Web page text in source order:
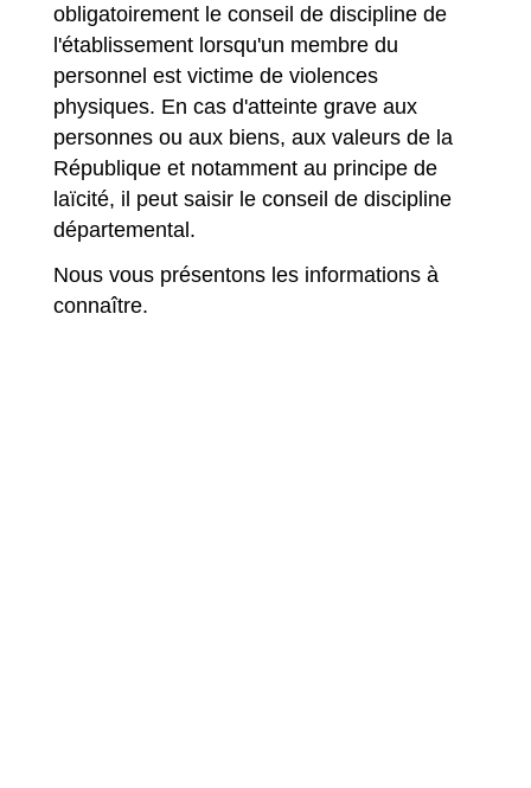
obligatoirement le conseil de discipline de
l'établissement lorsqu'un membre du
personnel est victime de violences
physiques. En cas d'atteinte grave aux
personnes ou aux biens, aux valeurs de la
République et notamment au principe de
laïcité, il peut saisir le conseil de discipline
départemental.
Nous vous présentons les informations à
connaître.